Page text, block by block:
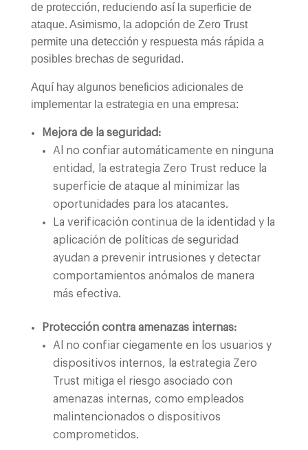
de protección, reduciendo así la superficie de
ataque. Asimismo, la adopción de Zero Trust
permite una detección y respuesta más rápida a
posibles brechas de seguridad.
Aquí hay algunos beneficios adicionales de
implementar la estrategia en una empresa:
Mejora de la seguridad:
Al no confiar automáticamente en ninguna
entidad, la estrategia Zero Trust reduce la
superficie de ataque al minimizar las
oportunidades para los atacantes.
La verificación continua de la identidad y la
aplicación de políticas de seguridad
ayudan a prevenir intrusiones y detectar
comportamientos anómalos de manera
más efectiva.
Protección contra amenazas internas:
Al no confiar ciegamente en los usuarios y
dispositivos internos, la estrategia Zero
Trust mitiga el riesgo asociado con
amenazas internas, como empleados
malintencionados o dispositivos
comprometidos.